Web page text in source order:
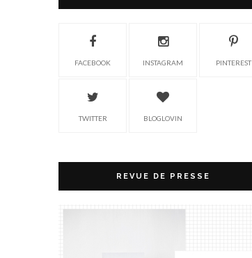
FACEBOOK INSTAGRAM PINTEREST
TWITTER BLOGLOVIN
REVUE DE PRESSE